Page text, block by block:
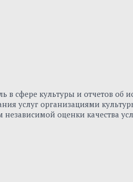
в сфере культуры и отчетов
услуг организациями
оценки качества